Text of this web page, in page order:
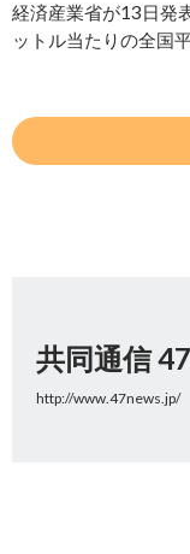
経済産業省が13日発
ットル当たりの全国
共同通信
http://www.47news.jp/